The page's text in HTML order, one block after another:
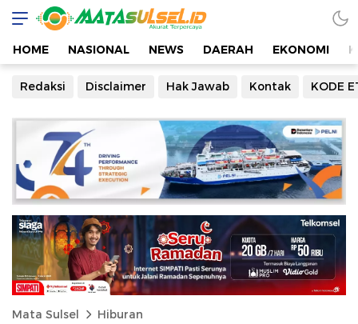
HOME NASIONAL NEWS DAERAH EKONOMI
Redaksi Disclaimer Hak Jawab Kontak KODE
Mata Sulsel Hiburan